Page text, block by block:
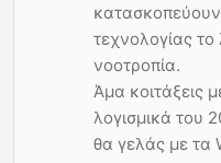
τεχνολογίας το
νοοτροπία.
Άμα κοιτάξεις
λογισμικά του
θα γελάς με τα